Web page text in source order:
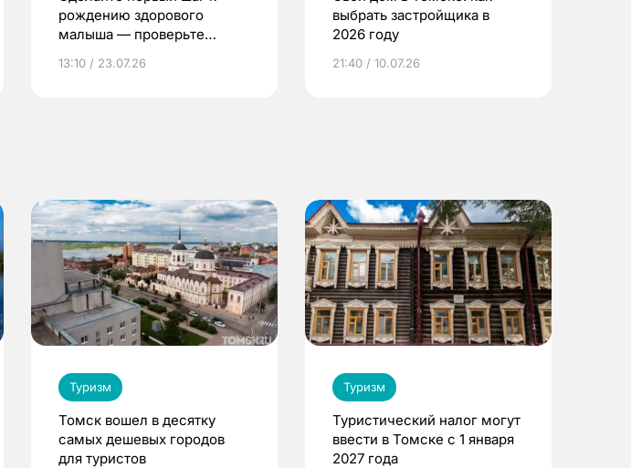
рождению здорового
малыша — проверьте
по ОМС!
13:10 / 23.07.26
выбрать застройщика в
2026 году
21:40 / 10.07.26
Туризм
Томск вошел в десятку
самых дешевых городов
для туристов
Туризм
Туристический налог могут
ввести в Томске с 1 января
2027 года